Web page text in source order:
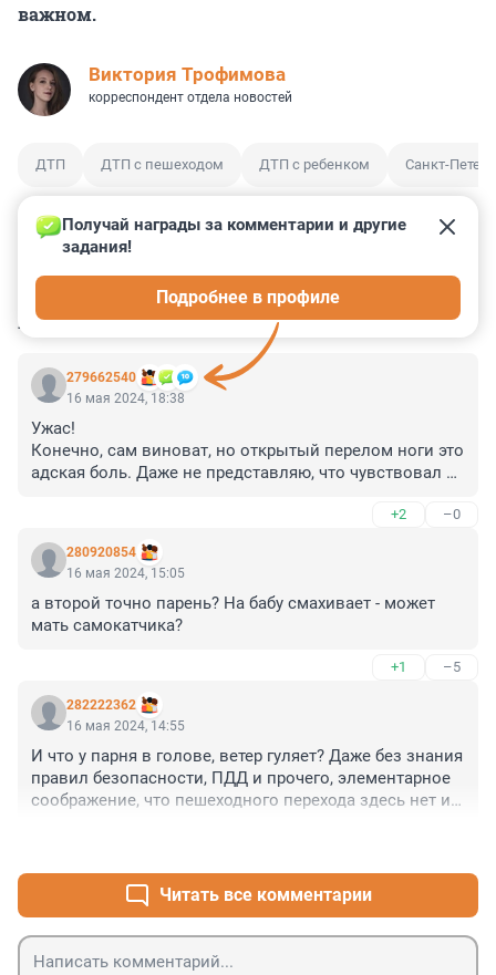
важном.
Виктория Трофимова
корреспондент отдела новостей
ДТП ДТП с пешеходом ДТП с ребенком Санкт-
КОММЕНТАРИИ 22
279662540
Получай награды за комментарии и другие
задания!
Подробнее в профиле
16 мая 2024, 18:38
Ужас!
Конечно, сам виноват, но открытый перелом ноги это
адская боль. Даже не представляю, что чувствовал
+2 –0
280920854
16 мая 2024, 15:05
а второй точно парень? На бабу смахивает - может
мать самокатчика?
+1 –5
282222362
16 мая 2024, 14:55
И что у парня в голове, ветер гуляет? Даже без знания
правил безопасности, ПДД и прочего, элементарное
соображение, что пешеходного перехода здесь нет и
голову" элементарных правил поведения на дороге.
Читать все комментарии